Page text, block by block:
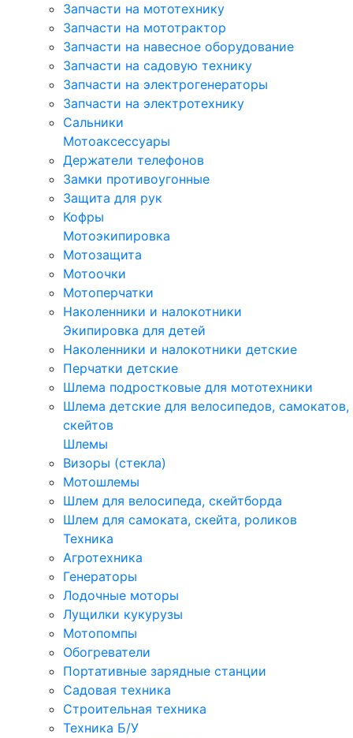
Запчасти на мототехнику
Запчасти на мототрактор
Запчасти на навесное оборудование
Запчасти на садовую технику
Запчасти на электрогенераторы
Запчасти на электротехнику
Сальники
Мотоаксессуары
Держатели телефонов
Замки противоугонные
Защита для рук
Кофры
Мотоэкипировка
Мотозащита
Мотоочки
Мотоперчатки
Наколенники и налокотники
Экипировка для детей
Наколенники и налокотники детские
Перчатки детские
Шлема подростковые для мототехники
Шлема детские для велосипедов, самокатов,
скейтов
Шлемы
Визоры (стекла)
Мотошлемы
Шлем для велосипеда, скейтборда
Шлем для самоката, скейта, роликов
Техника
Агротехника
Генераторы
Лодочные моторы
Лущилки кукурузы
Мотопомпы
Обогреватели
Портативные зарядные станции
Садовая техника
Строительная техника
Техника Б/У